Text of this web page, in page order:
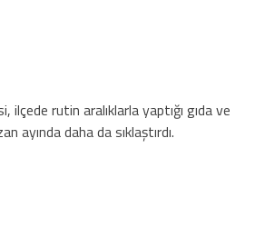
ilçede rutin aralıklarla yaptığı gıda ve
ayında daha da sıklaştırdı.